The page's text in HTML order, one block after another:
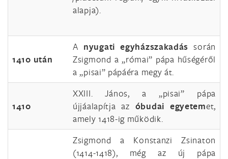
alapja).
1410 után
A nyugati egyházszakadás során
Zsigmond a „római” pápa hűségéről
a „pisai” pápáéra megy át.
1410
XXIII. János, a „pisai” pápa
újjáalapítja az óbudai egyetemet,
amely 1418-ig működik.
Zsigmond a Konstanzi Zsinaton
(1414-1418), még az új pápa